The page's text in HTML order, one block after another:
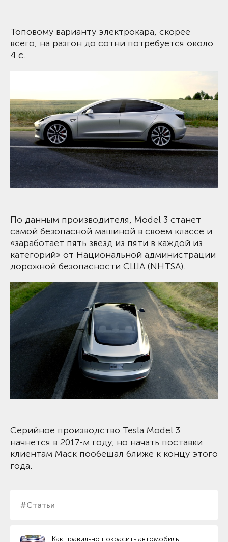
#Статьи
Как правильно покрасить автомобиль:
Топовому варианту электрокара, скорее
всего, на разгон до сотни потребуется около
4 с.
По данным производителя, Model 3 станет
самой безопасной машиной в своем классе и
«заработает пять звезд из пяти в каждой из
категорий» от Национальной администрации
дорожной безопасности США (NHTSA).
Серийное производство Tesla Model 3
начнется в 2017-м году, но начать поставки
клиентам Маск пообещал ближе к концу этого
года.